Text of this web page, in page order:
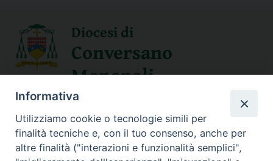
Diocesi di
Conversano
Monopoli
SEGUICI SU
Informativa
Utilizziamo cookie o tecnologie simili per
finalità tecniche e, con il tuo consenso, anche per
altre finalità ("interazioni e funzionalità semplici",